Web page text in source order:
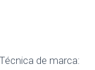
de marca: